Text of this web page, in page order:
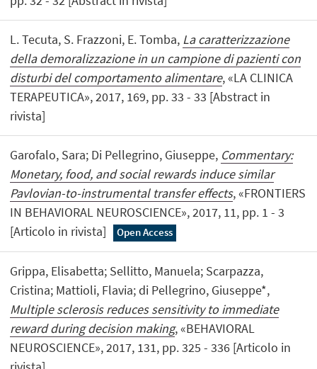
L. Tecuta, S. Frazzoni, E. Tomba, La caratterizzazione
della demoralizzazione in un campione di pazienti con
disturbi del comportamento alimentare, «LA CLINICA
TERAPEUTICA», 2017, 169, pp. 33 - 33 [Abstract in
rivista]
Garofalo, Sara; Di Pellegrino, Giuseppe, Commentary:
Monetary, food, and social rewards induce similar
Pavlovian-to-instrumental transfer effects, «FRONTIERS
IN BEHAVIORAL NEUROSCIENCE», 2017, 11, pp. 1 - 3
[Articolo in rivista]
Open Access
Grippa, Elisabetta; Sellitto, Manuela; Scarpazza,
Cristina; Mattioli, Flavia; di Pellegrino, Giuseppe*,
Multiple sclerosis reduces sensitivity to immediate
reward during decision making, «BEHAVIORAL
NEUROSCIENCE», 2017, 131, pp. 325 - 336 [Articolo in